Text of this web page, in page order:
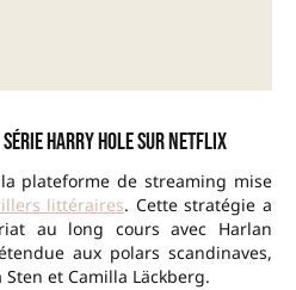
série Harry Hole sur Netflix
plateforme de streaming mise
littéraires. Cette stratégie a
au long cours avec Harlan
aux polars scandinaves,
et Camilla Läckberg.